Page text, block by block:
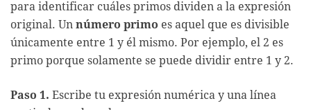
para identificar cuáles primos dividen a la expresión
original. Un número primo es aquel que es divisible
únicamente entre 1 y él mismo. Por ejemplo, el 2 es
primo porque solamente se puede dividir entre 1 y 2.
Paso 1. Escribe tu expresión numérica y una línea